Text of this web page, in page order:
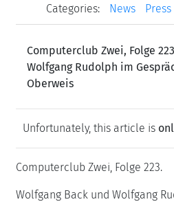
Categories:
News
Computerclub Zwei, Folge
Wolfgang Rudolph im
Oberweis
Unfortunately, this article is
Computerclub Zwei, Folge 223.
Wolfgang Back und Wolfgang